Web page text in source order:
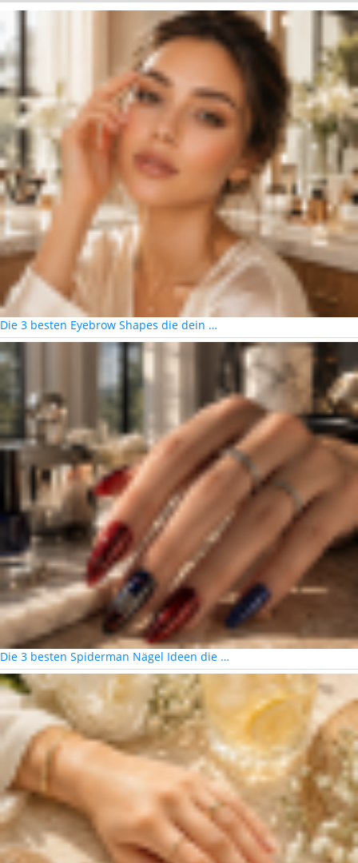
Die 3 besten Eyebrow Shapes die dein …
Die 3 besten Spiderman Nägel Ideen die …